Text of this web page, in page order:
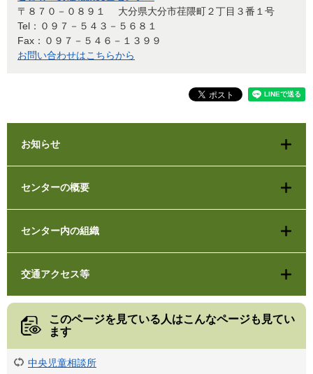
〒８７０－０８９１
大分県大分市荏隈町２丁目３番１号
Tel：０９７－５４３－５６８１
Fax：０９７－５４６－１３９９
お問い合わせはこちらから
お知らせ
センターの概要
センター内の組織
交通アクセス等
このページを見ている人はこんなページも見てい
ます
中央児童相談所